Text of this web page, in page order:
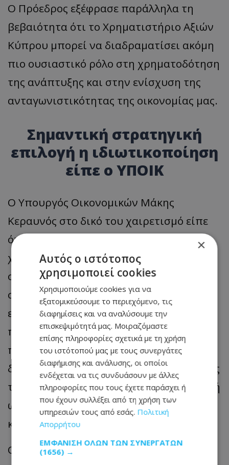
Ο Πρόεδρος εξέφρασε παράλληλα τη
βεβαιότητα ότι το Χρηματιστήριο Αξιών
Κύπρου μπορεί να διαδραματίσει ακόμη
πιο ουσιαστικό ρόλο στη χρηματοδότηση
της ανάπτυξης και στην ενίσχυση της
ανταγωνιστικότητας της οικονομίας μας.
Σημαντική στρατηγική
επιλογή η ιδιωτικοποίηση
είπε ο ΥΠΟΙΚ
Ο Υπουργός Οικονομικών Μάκης
Κεραυνός στο δικό του χαιρετισμό είπε
ότι κατά τη διάρκεια αυτών των 30
χρόνων λειτουργίας του ΧΑΚ η κυπριακή
οικονομία αντιμετώπισε επιτυχώς
σημαντικές προκλήσεις και αξιοποίησε
ευκαιρίες μέσα από την ευελιξία και την
προσαρμοστικότητά της για να
προσθέσει ότι το Χρηματιστήριο, με τον
δικό του ρόλο, στήριξε κάθε στάδιο αυτής
της πορείας, συμβάλλοντας στη σταδιακή
ωρίμανση και ανάπτυξη των αγορών
κεφαλαίου στη χώρα μας.
Ο κ. Κεραυνός σημείωσε ότι είναι πιο
×
Αυτός ο ιστότοπος
χρησιμοποιεί cookies
Χρησιμοποιούμε cookies για να
εξατομικεύσουμε το περιεχόμενο, τις
διαφημίσεις και να αναλύσουμε την
επισκεψιμότητά μας. Μοιραζόμαστε
επίσης πληροφορίες σχετικά με τη χρήση
του ιστότοπού μας με τους συνεργάτες
διαφήμισης και ανάλυσης, οι οποίοι
ενδέχεται να τις συνδυάσουν με άλλες
πληροφορίες που τους έχετε παράσχει ή
που έχουν συλλέξει από τη χρήση των
υπηρεσιών τους από εσάς. Πολιτική
Απορρήτου
ΕΜΦΆΝΙΣΗ ΌΛΩΝ ΤΩΝ ΣΥΝΕΡΓΑΤΏΝ
(1656) →